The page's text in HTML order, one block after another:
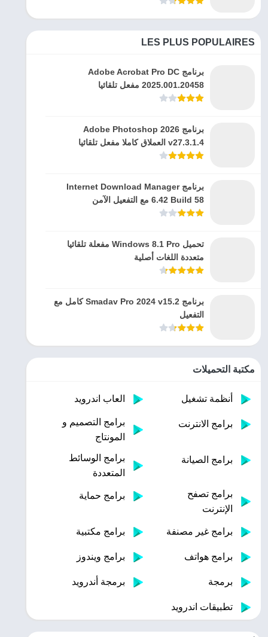
LES PLUS POPULAIRES
برنامج Adobe Acrobat Pro DC
2025.001.20458 مفعل تلقائيا
برنامج Adobe Photoshop 2026
v27.3.1.4 العملاق كاملا مفعل تلقائيا
برنامج Internet Download Manager
6.42 Build 58 مع التفعيل الآمن
تحميل Windows 8.1 Pro مفعلة تلقائيا
متعددة اللغات أصلية
برنامج Smadav Pro 2024 v15.2 كامل مع
التفعيل
مكتبة التحميلات
أنظمة تشغيل العاب اندرويد
برامج الانترنت
برامج التصميم و
المونتاج
برامج الصيانة
برامج الوسائط
المتعددة
برامج تصفح
الإنترنت
برامج حماية
برامج غير مصنفة برامج مكتبية
برامج هواتف برامج ويندوز
برمجة برمجة أندرويد
تطبيقات اندرويد